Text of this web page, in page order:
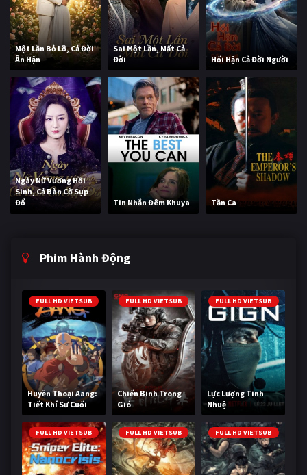
Một Lần Bỏ Lỡ, Cả Đời
Ân Hận
Sai Một Lần, Mất Cả
Đời
Hối Hận Cả Đời Người
Ngày Nữ Vương Hồi
Sinh, Cả Bàn Cờ Sụp
Đổ
Tin Nhắn Đêm Khuya Tần Ca
Phim Hành Động
FULL HD VIETSUB
Huyền Thoại Aang:
Tiết Khí Sư Cuối
Cùng
FULL HD VIETSUB
Chiến Binh Trong
Gió
FULL HD VIETSUB
Lực Lượng Tinh
Nhuệ
FULL HD VIETSUB FULL HD VIETSUB FULL HD VIETSUB